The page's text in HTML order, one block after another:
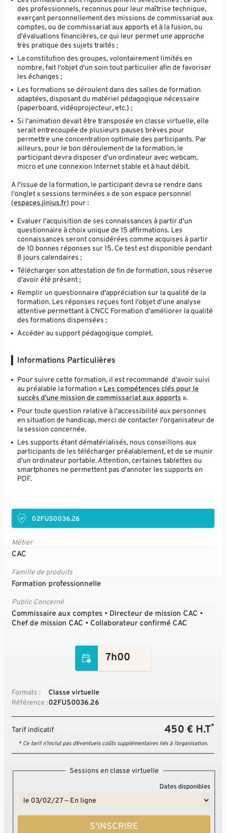
des professionnels, reconnus pour leur maîtrise technique,
exerçant personnellement des missions de commissariat aux
comptes, ou de commissariat aux apports et à la fusion, ou
d'évaluations financières, ce qui leur permet une approche
très pratique des sujets traités ;
La constitution des groupes, volontairement limités en
nombre, fait l'objet d'un soin tout particulier afin de favoriser
les échanges ;
Les formations se déroulent dans des salles de formation
adaptées, disposant du matériel pédagogique nécessaire
(paperboard, vidéoprojecteur, etc.) ;
Si l'animation devait être transposée en classe virtuelle, elle
serait entrecoupée de plusieurs pauses brèves pour
permettre une concentration optimale des participants. Par
ailleurs, pour le bon déroulement de la formation, le
participant devra disposer d'un ordinateur avec webcam,
micro et une connexion Internet stable et à haut débit.
A l'issue de la formation, le participant devra se rendre dans
l'onglet « sessions terminées » de son espace personnel
(espaces.jinius.fr) pour :
Evaluer l'acquisition de ses connaissances à partir d'un
questionnaire à choix unique de 15 affirmations. Les
connaissances seront considérées comme acquises à partir
de 10 bonnes réponses sur 15. Ce test est disponible pendant
8 jours calendaires ;
Télécharger son attestation de fin de formation, sous réserve
d'avoir été présent ;
Remplir un questionnaire d'appréciation sur la qualité de la
formation. Les réponses reçues font l'objet d'une analyse
attentive permettant à CNCC Formation d'améliorer la qualité
des formations dispensées ;
Accéder au support pédagogique complet.
Informations Particulières
Pour suivre cette formation, il est recommandé d'avoir suivi
au préalable la formation « Les compétences clés pour le
succès d'une mission de commissariat aux apports ».
Pour toute question relative à l'accessibilité aux personnes
en situation de handicap, merci de contacter l'organisateur de
la session concernée.
Les supports étant dématérialisés, nous conseillons aux
participants de les télécharger préalablement, et de se munir
d'un ordinateur portable. Attention, certaines tablettes ou
smartphones ne permettent pas d'annoter les supports en
PDF.
02FUS0036.26
Métier
CAC
Famille de produits
Formation professionnelle
Public Concerné
Commissaire aux comptes • Directeur de mission CAC •
Chef de mission CAC • Collaborateur confirmé CAC
7h00
Formats :
Classe virtuelle
Référence :02FUS0036.26
Tarif indicatif 450 € H.T*
* Ce tarif n’inclut pas d’éventuels coûts supplémentaires liés à l’organisation.
Sessions en classe virtuelle
Dates disponibles
S'INSCRIRE